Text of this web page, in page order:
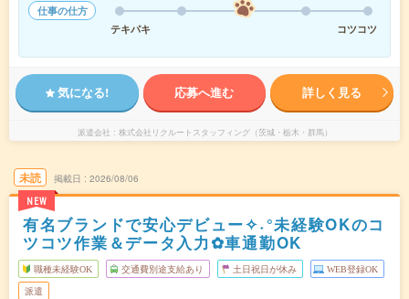
仕事の仕方
テキパキ
コツコツ
気になる! 応募へ進む 詳しく見る
派遣会社 株式会社リクルートスタッフィング（茨城・栃木・群馬）
未読
NEW
掲載日 2026/08/06
有名ブランドで安心デビュー✧˖°未経験OKのコ
ツコツ作業＆データ入力✿車通勤OK
職種未経験OK 交通費別途支給あり 土日祝日が休み WEB登録OK
派遣